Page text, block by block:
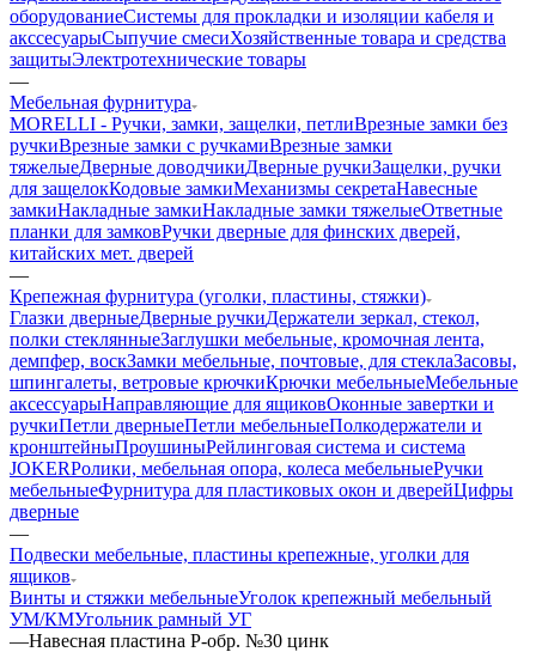
оборудованиеСистемы для прокладки и изоляции кабеля и
акссесуарыСыпучие смесиХозяйственные товара и средства
защитыЭлектротехнические товары
—
Мебельная фурнитура
MORELLI - Ручки, замки, защелки, петлиВрезные замки без
ручкиВрезные замки с ручкамиВрезные замки
тяжелыеДверные доводчикиДверные ручкиЗащелки, ручки
для защелокКодовые замкиМеханизмы секретаНавесные
замкиНакладные замкиНакладные замки тяжелыеОтветные
планки для замковРучки дверные для финских дверей,
китайских мет. дверей
—
Крепежная фурнитура (уголки, пластины, стяжки)
Глазки дверныеДверные ручкиДержатели зеркал, стекол,
полки стеклянныеЗаглушки мебельные, кромочная лента,
демпфер, воскЗамки мебельные, почтовые, для стеклаЗасовы,
шпингалеты, ветровые крючкиКрючки мебельныеМебельные
аксессуарыНаправляющие для ящиковОконные завертки и
ручкиПетли дверныеПетли мебельныеПолкодержатели и
кронштейныПроушиныРейлинговая система и система
JOKERРолики, мебельная опора, колеса мебельныеРучки
мебельныеФурнитура для пластиковых окон и дверейЦифры
дверные
—
Подвески мебельные, пластины крепежные, уголки для
ящиков
Винты и стяжки мебельныеУголок крепежный мебельный
УМ/КМУгольник рамный УГ
—Навесная пластина Р-обр. №30 цинк